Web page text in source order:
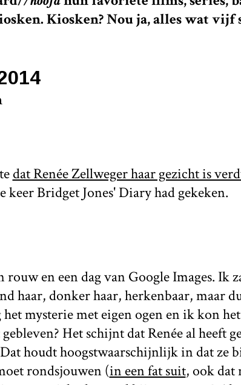
Kiosken? Nou ja, alles wat
dat Renée Zellweger haar gezicht is
keer Bridget Jones' Diary had gekeken.
rouw en een dag van Google Images. Ik
haar, donker haar, herkenbaar, maar
mysterie met eigen ogen en ik kon
Het schijnt dat Renée al heeft
houdt hoogstwaarschijnlijk in dat ze
rondsjouwen (in een fat suit, ook dat